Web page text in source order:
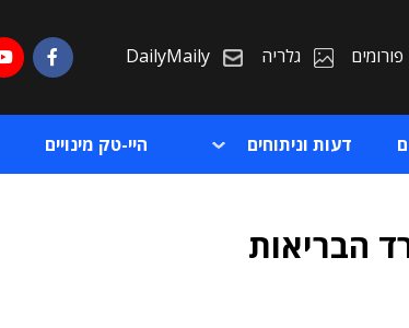
פורומים גלריה DailyMaily
דעות וניתוחים היי-טק מינויים
הבריאות